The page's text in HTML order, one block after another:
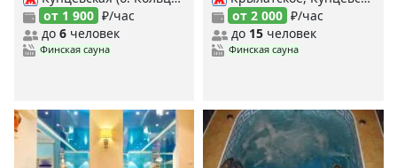
от 1 900 ₽/час
до 6 человек
Финская сауна
от 2 000 ₽/час
до 15человек
Финская сауна